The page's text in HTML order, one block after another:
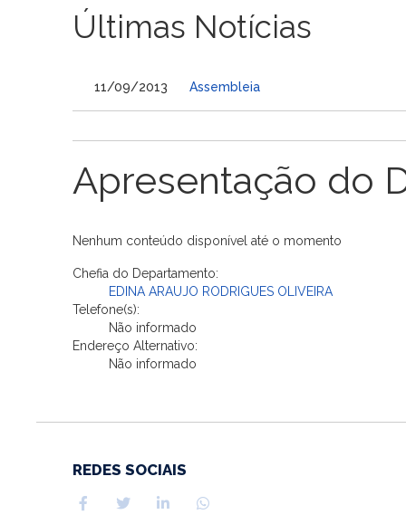
Últimas Notícias
11/09/2013 Assembleia
Apresentação do
Nenhum conteúdo disponível até o momento
Chefia do Departamento:
EDINA ARAUJO RODRIGUES OLIVEIRA
Telefone(s):
Não informado
Endereço Alternativo:
Não informado
REDES SOCIAIS